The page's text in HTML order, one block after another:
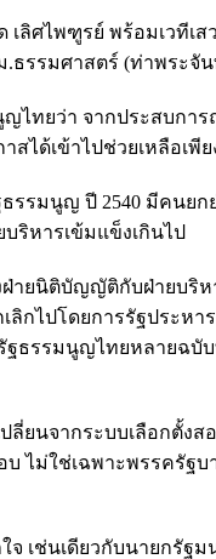
ลิศไพฑูรย์ พร้อมเวทีเส
ธรรมศาสตร์ (ท่าพระจั
ญไทยว่า จากประสบกา
ได้เข้าไปช่วยเหลือเพีย
รมนูญ ปี 2540 มีคนยก
ริหารเข้มแข็งเกินไป
ายนิติบัญญัติกับฝ่ายบริ
ลิกไปโดยการรัฐประห
ธรรมนูญไทยหลายฉบั
ลี่ยนจากระบบเลือกตั้งส
ไม่ใช่เฉพาะพรรครัฐบ
เช่นเดียวกับนายกรัฐ